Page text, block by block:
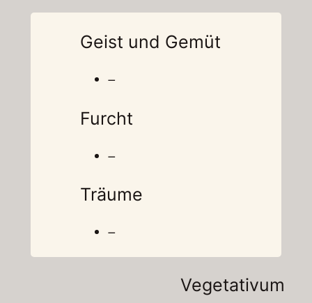
Geist und Gemüt
–
Furcht
–
Träume
–
Vegetativum